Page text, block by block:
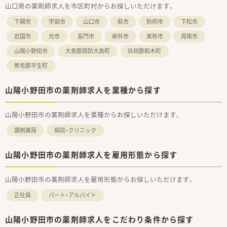
山口県の薬剤師求人を市区町村からお探しいただけます。
下関市 宇部市 山口市 萩市 防府市
下松市
岩国市
光市 長門市 柳井市 美祢市
周南市
山陽小野田市
大島郡周防大島町
玖珂郡和木町
熊毛郡平生町
山陽小野田市の薬剤師求人を業種から探す
山陽小野田市の薬剤師求人を業種からお探しいただけます。
調剤薬局 病院・クリニック
山陽小野田市の薬剤師求人を雇用形態から探す
山陽小野田市の薬剤師求人を雇用形態からお探しいただけます。
正社員 パート・アルバイト
山陽小野田市の薬剤師求人をこだわり条件から探す